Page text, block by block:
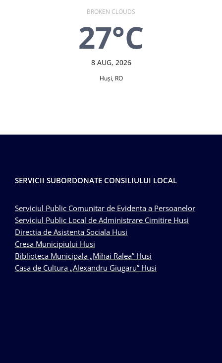
BROKEN CLOUDS
27°C
8 AUG, 2026
Huşi, RO
SERVICII SUBORDONATE CONSILIULUI LOCAL
Serviciul Public Comunitar de Evidenta a Persoanelor
Serviciul Public Local de Administrare Cimitire Husi
Directia de Asistenta Sociala Husi
Cresa Municipiului Husi
Biblioteca Municipala „Mihai Ralea” Husi
Casa de Cultura „Alexandru Giugaru” Husi